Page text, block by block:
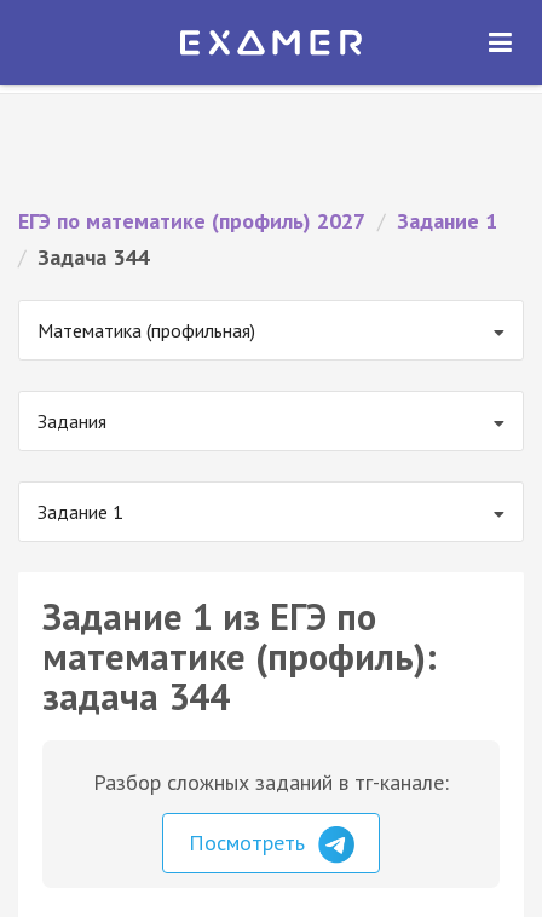
Экзамер — ЕГЭ 2027
ОТКРЫТЬ
ЕГЭ по математике (профиль) 2027 / Задание 1
/ Задача 344
Математика (профильная)
Задания
Задание 1
Задание 1 из ЕГЭ по
математике (профиль):
задача 344
Разбор сложных заданий в тг-канале:
Посмотреть